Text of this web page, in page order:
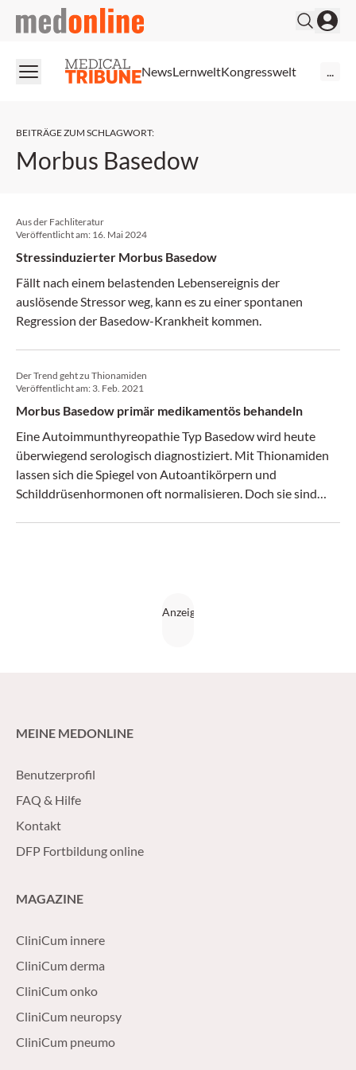
medonline
NewsLernweltKongresswelt
BEITRÄGE ZUM SCHLAGWORT:
Morbus Basedow
Aus der Fachliteratur
Veröffentlicht am: 16. Mai 2024
Stressinduzierter Morbus Basedow
Fällt nach einem belastenden Lebensereignis der
auslösende Stressor weg, kann es zu einer spontanen
Regression der Basedow-Krankheit kommen.
Der Trend geht zu Thionamiden
Veröffentlicht am: 3. Feb. 2021
Morbus Basedow primär medikamentös behandeln
Eine Autoimmunthyreopathie Typ Basedow wird heute
überwiegend serologisch diagnostiziert. Mit Thionamiden
lassen sich die Spiegel von Autoantikörpern und
Schilddrüsenhormonen oft normalisieren. Doch sie sind
MEINE MEDONLINE
Benutzerprofil
FAQ & Hilfe
Kontakt
DFP Fortbildung online
MAGAZINE
CliniCum innere
CliniCum derma
CliniCum onko
CliniCum neuropsy
CliniCum pneumo